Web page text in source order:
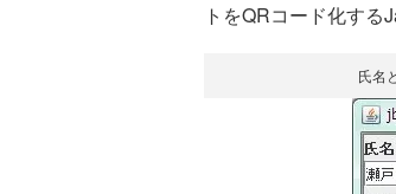
トをQRコード化する
氏名